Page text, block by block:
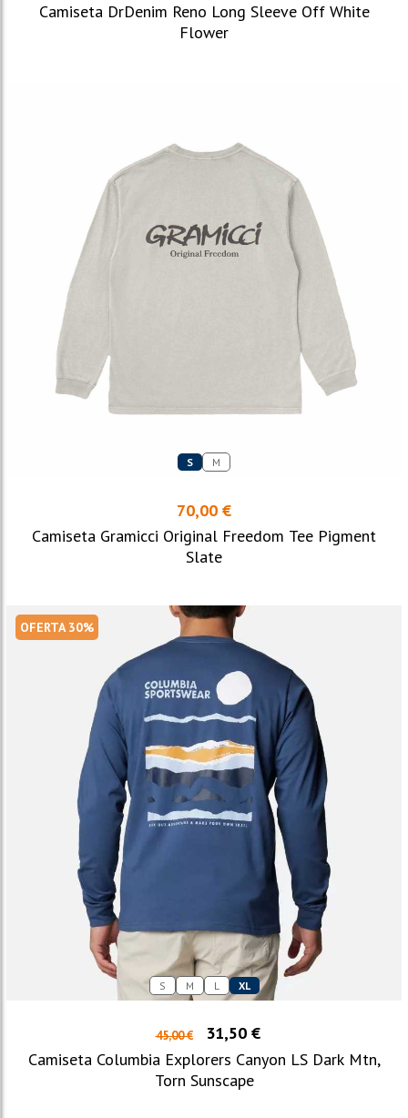
Camiseta DrDenim Reno Long Sleeve Off White
Flower
S M
70,00 €
Camiseta Gramicci Original Freedom Tee Pigment
Slate
OFERTA 30%
S M L XL
45,00 €
31,50 €
Camiseta Columbia Explorers Canyon LS Dark Mtn,
Torn Sunscape